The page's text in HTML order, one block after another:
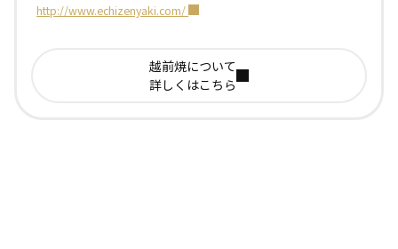
http://www.echizenyaki.com/
越前焼について
詳しくはこちら